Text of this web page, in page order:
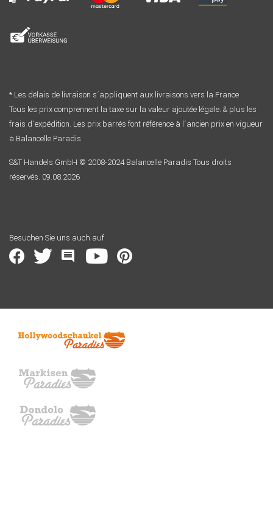
* Les délais de livraison s´appliquent aux livraisons vers la France
Tous les prix comprennent la taxe sur la valeur ajoutée légale. & plus les
frais d´expédition. Les prix barrés font référence à l´ancien prix en vigueur
à Balancelle Paradis
S&T Handels GmbH © 2008-2024 Balancelle Paradis Tous droits
réservés. 09.08.2026
Besuchen Sie uns auch auf